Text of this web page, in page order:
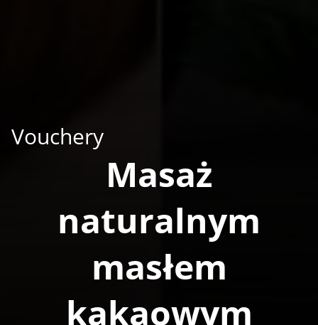
Vouchery
Masaż
naturalnym
masłem
kakaowym